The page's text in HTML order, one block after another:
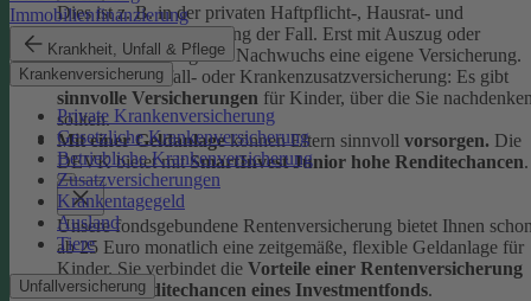
Immobilienfinanzierung
Krankheit, Unfall & Pflege
Krankenversicherung
Private Krankenversicherung
Gesetzliche Krankenversicherung
Betriebliche Krankenversicherung
Zusatzversicherungen
Krankentagegeld
Ausland
Tiere
Unfallversicherung
Dies ist z. B. in der privaten Haftpflicht-, Hausrat- und
Rechtsschutzversicherung der Fall. Erst mit Auszug oder
Berufsstart benötigt der Nachwuchs eine eigene Versicherung.
Ob Kinder-Unfall- oder Krankenzusatzversicherung: Es gibt
sinnvolle Versicherungen für Kinder, über die Sie
sollten.
Mit einer Geldanlagekönnen Eltern sinnvoll vorsorgen. Die
DEVK bietet mitSmartInvest Junior hohe Renditechancen.
Unsere fondsgebundene Rentenversicherung bietet Ihnen
ab 25 Euro monatlich eine zeitgemäße, flexible Geldanlage für
Kinder. Sie verbindet die Vorteile einer Rentenversicherung
mit denRenditechancen eines Investmentfonds.